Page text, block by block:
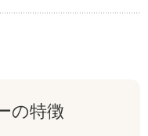
の特徴